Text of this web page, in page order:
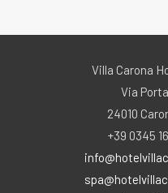
Villa Carona
Via
24010
+39 0345